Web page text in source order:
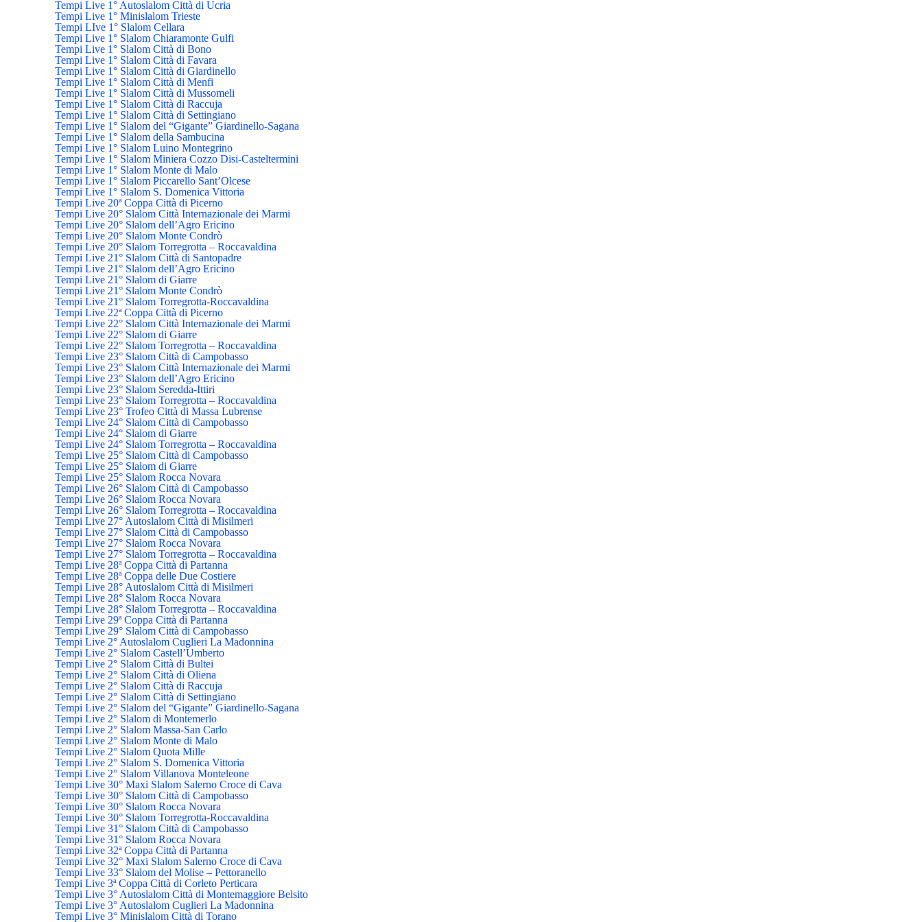
Tempi Live 1° Autoslalom Città di Ucria
Tempi Live 1° Minislalom Trieste
Tempi LIve 1° Slalom Cellara
Tempi Live 1° Slalom Chiaramonte Gulfi
Tempi Live 1° Slalom Città di Bono
Tempi Live 1° Slalom Città di Favara
Tempi Live 1° Slalom Città di Giardinello
Tempi Live 1° Slalom Città di Menfi
Tempi Live 1° Slalom Città di Mussomeli
Tempi Live 1° Slalom Città di Raccuja
Tempi Live 1° Slalom Città di Settingiano
Tempi Live 1° Slalom del “Gigante” Giardinello-Sagana
Tempi Live 1° Slalom della Sambucina
Tempi Live 1° Slalom Luino Montegrino
Tempi Live 1° Slalom Miniera Cozzo Disi-Casteltermini
Tempi Live 1° Slalom Monte di Malo
Tempi Live 1° Slalom Piccarello Sant’Olcese
Tempi Live 1° Slalom S. Domenica Vittoria
Tempi Live 20ª Coppa Città di Picerno
Tempi Live 20° Slalom Città Internazionale dei Marmi
Tempi Live 20° Slalom dell’Agro Ericino
Tempi Live 20° Slalom Monte Condrò
Tempi Live 20° Slalom Torregrotta – Roccavaldina
Tempi Live 21° Slalom Città di Santopadre
Tempi Live 21° Slalom dell’Agro Ericino
Tempi Live 21° Slalom di Giarre
Tempi Live 21° Slalom Monte Condrò
Tempi Live 21° Slalom Torregrotta-Roccavaldina
Tempi Live 22ª Coppa Città di Picerno
Tempi Live 22° Slalom Città Internazionale dei Marmi
Tempi Live 22° Slalom di Giarre
Tempi Live 22° Slalom Torregrotta – Roccavaldina
Tempi Live 23° Slalom Città di Campobasso
Tempi Live 23° Slalom Città Internazionale dei Marmi
Tempi Live 23° Slalom dell’Agro Ericino
Tempi Live 23° Slalom Seredda-Ittiri
Tempi Live 23° Slalom Torregrotta – Roccavaldina
Tempi Live 23° Trofeo Città di Massa Lubrense
Tempi Live 24° Slalom Città di Campobasso
Tempi Live 24° Slalom di Giarre
Tempi Live 24° Slalom Torregrotta – Roccavaldina
Tempi Live 25° Slalom Città di Campobasso
Tempi Live 25° Slalom di Giarre
Tempi Live 25° Slalom Rocca Novara
Tempi Live 26° Slalom Città di Campobasso
Tempi Live 26° Slalom Rocca Novara
Tempi Live 26° Slalom Torregrotta – Roccavaldina
Tempi Live 27° Autoslalom Città di Misilmeri
Tempi Live 27° Slalom Città di Campobasso
Tempi Live 27° Slalom Rocca Novara
Tempi Live 27° Slalom Torregrotta – Roccavaldina
Tempi Live 28ª Coppa Città di Partanna
Tempi Live 28ª Coppa delle Due Costiere
Tempi Live 28° Autoslalom Città di Misilmeri
Tempi Live 28° Slalom Rocca Novara
Tempi Live 28° Slalom Torregrotta – Roccavaldina
Tempi Live 29ª Coppa Città di Partanna
Tempi Live 29° Slalom Città di Campobasso
Tempi Live 2° Autoslalom Cuglieri La Madonnina
Tempi Live 2° Slalom Castell’Umberto
Tempi Live 2° Slalom Città di Bultei
Tempi Live 2° Slalom Città di Oliena
Tempi Live 2° Slalom Città di Raccuja
Tempi Live 2° Slalom Città di Settingiano
Tempi Live 2° Slalom del “Gigante” Giardinello-Sagana
Tempi Live 2° Slalom di Montemerlo
Tempi Live 2° Slalom Massa-San Carlo
Tempi Live 2° Slalom Monte di Malo
Tempi Live 2° Slalom Quota Mille
Tempi Live 2° Slalom S. Domenica Vittoria
Tempi Live 2° Slalom Villanova Monteleone
Tempi Live 30° Maxi Slalom Salerno Croce di Cava
Tempi Live 30° Slalom Città di Campobasso
Tempi Live 30° Slalom Rocca Novara
Tempi Live 30° Slalom Torregrotta-Roccavaldina
Tempi Live 31° Slalom Città di Campobasso
Tempi Live 31° Slalom Rocca Novara
Tempi Live 32ª Coppa Città di Partanna
Tempi Live 32° Maxi Slalom Salerno Croce di Cava
Tempi Live 33° Slalom del Molise – Pettoranello
Tempi Live 3ª Coppa Città di Corleto Perticara
Tempi Live 3° Autoslalom Città di Montemaggiore Belsito
Tempi Live 3° Autoslalom Cuglieri La Madonnina
Tempi Live 3° Minislalom Città di Torano